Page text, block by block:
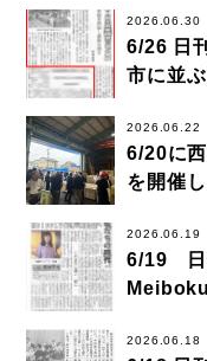
2026.06.30
6/26 日
市に並
2026.06.22
6/20に
を開催
2026.06.19
6/19 日
2026.06.18